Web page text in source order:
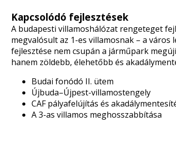
Kapcsolódó fejlesztések
A budapesti villamoshálózat rengeteget
megvalósult az 1-es villamosnak – a
fejlesztése nem csupán a járműpark
hanem zöldebb, élehetőbb és
Budai fonódó II. ütem
Újbuda–Újpest-villamostengely
CAF pályafelújítás és
A 3-as villamos meghosszabbítása